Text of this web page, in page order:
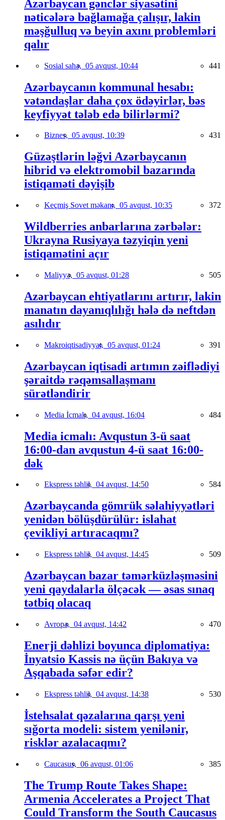
Azərbaycan gənclər siyasətini
nəticələrə bağlamağa çalışır, lakin
məşğulluq və beyin axını problemləri
qalır
Sosial sahə, 05 avqust, 10:44 441
Azərbaycanın kommunal hesabı:
vətəndaşlar daha çox ödəyirlər, bəs
keyfiyyət tələb edə bilirlərmi?
Biznes, 05 avqust, 10:39 431
Güzəştlərin ləğvi Azərbaycanın
hibrid və elektromobil bazarında
istiqaməti dəyişib
Keçmiş Sovet məkanı, 05 avqust, 10:35 372
Wildberries anbarlarına zərbələr:
Ukrayna Rusiyaya təzyiqin yeni
istiqamətini açır
Maliyyə, 05 avqust, 01:28 505
Azərbaycan ehtiyatlarını artırır, lakin
manatın dayanıqlılığı hələ də neftdən
asılıdır
Makroiqtisadiyyat, 05 avqust, 01:24 391
Azərbaycan iqtisadi artımın zəiflədiyi
şəraitdə rəqəmsallaşmanı
sürətləndirir
Media İcmalı, 04 avqust, 16:04 484
Media icmalı: Avqustun 3-ü saat
16:00-dan avqustun 4-ü saat 16:00-
dək
Ekspress təhlil, 04 avqust, 14:50 584
Azərbaycanda gömrük səlahiyyətləri
yenidən bölüşdürülür: islahat
çevikliyi artıracaqmı?
Ekspress təhlil, 04 avqust, 14:45 509
Azərbaycan bazar təmərküzləşməsini
yeni qaydalarla ölçəcək — əsas sınaq
tətbiq olacaq
Avropa, 04 avqust, 14:42 470
Enerji dəhlizi boyunca diplomatiya:
İnyatsio Kassis nə üçün Bakıya və
Aşqabada səfər edir?
Ekspress təhlil, 04 avqust, 14:38 530
İstehsalat qəzalarına qarşı yeni
sığorta modeli: sistem yenilənir,
risklər azalacaqmı?
Caucasus, 06 avqust, 01:06 385
The Trump Route Takes Shape:
Armenia Accelerates a Project That
Could Transform the South Caucasus